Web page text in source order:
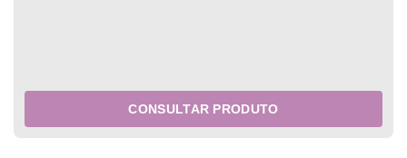
CONSULTAR PRODUTO